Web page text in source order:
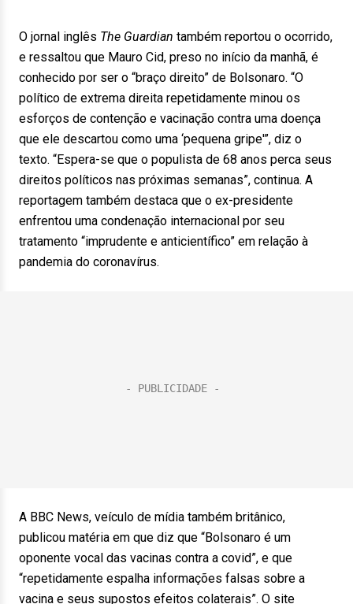
O jornal inglês The Guardian também reportou o ocorrido,
e ressaltou que Mauro Cid, preso no início da manhã, é
conhecido por ser o “braço direito” de Bolsonaro. “O
político de extrema direita repetidamente minou os
esforços de contenção e vacinação contra uma doença
que ele descartou como uma ‘pequena gripe'”, diz o
texto. “Espera-se que o populista de 68 anos perca seus
direitos políticos nas próximas semanas”, continua. A
reportagem também destaca que o ex-presidente
enfrentou uma condenação internacional por seu
tratamento “imprudente e anticientífico” em relação à
pandemia do coronavírus.
A BBC News, veículo de mídia também britânico,
publicou matéria em que diz que “Bolsonaro é um
oponente vocal das vacinas contra a covid”, e que
“repetidamente espalha informações falsas sobre a
vacina e seus supostos efeitos colaterais”. O site